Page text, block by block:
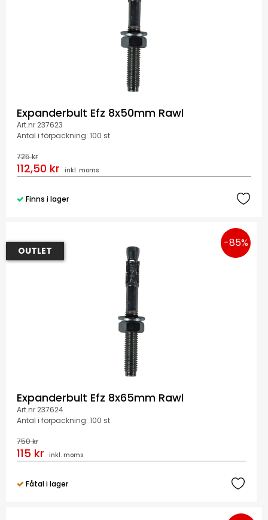
Expanderbult Efz 8x50mm Rawl
Art.nr 237623
Antal i förpackning: 100 st
725 kr
112,50 kr inkl. moms
Finns i lager
-85%
OUTLET
Expanderbult Efz 8x65mm Rawl
Art.nr 237624
Antal i förpackning: 100 st
750 kr
115 kr inkl. moms
Fåtal i lager